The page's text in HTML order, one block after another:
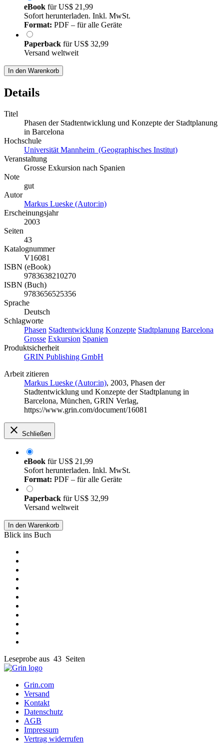
eBook fürUS$ 21,99
Sofort herunterladen. Inkl. MwSt.
Format: PDF – für alle Geräte
Paperback fürUS$ 32,99
Versand weltweit
In den Warenkorb
Details
Titel
Phasen der Stadtentwicklung und Konzepte der Stadtplanung
in Barcelona
Hochschule
Universität Mannheim (Geographisches Institut)
Veranstaltung
Grosse Exkursion nach Spanien
Note
gut
Autor
Markus Lueske (Autor:in)
Erscheinungsjahr
2003
Seiten
43
Katalognummer
V16081
ISBN (eBook)
9783638210270
ISBN (Buch)
9783656525356
Sprache
Deutsch
Schlagworte
Phasen Stadtentwicklung Konzepte Stadtplanung Barcelona
Grosse Exkursion Spanien
Produktsicherheit
GRIN Publishing GmbH
Arbeit zitieren
Markus Lueske (Autor:in), 2003, Phasen der
Stadtentwicklung und Konzepte der Stadtplanung in
Barcelona, München, GRIN Verlag,
https://www.grin.com/document/16081
Schließen
eBook fürUS$ 21,99
Sofort herunterladen. Inkl. MwSt.
Format: PDF – für alle Geräte
Paperback fürUS$ 32,99
Versand weltweit
In den Warenkorb
Blick ins Buch
Leseprobe aus 43 Seiten
Grin.com
Versand
Kontakt
Datenschutz
AGB
Impressum
Vertrag widerrufen